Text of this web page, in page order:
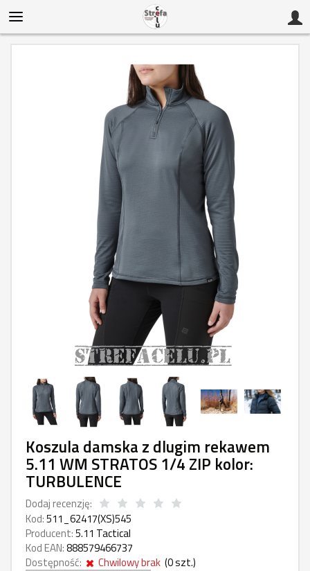
Koszula damska z dlugim rekawem
5.11 WM STRATOS 1/4 ZIP kolor:
TURBULENCE
Dodaj recenzję:
Kod:511_62417(XS)545
Producent:5.11 Tactical
Kod EAN:888579466737
Dostępność:
Chwilowy brak (0szt.)